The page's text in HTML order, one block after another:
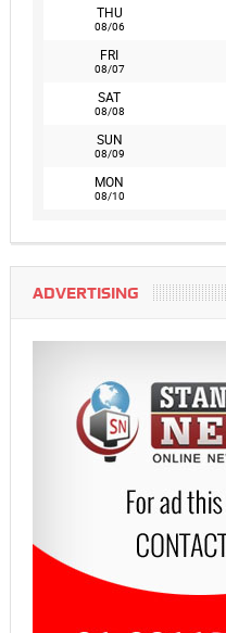
THU
08/06
FRI
08/07
SAT
08/08
SUN
08/09
MON
08/10
ADVERTISING